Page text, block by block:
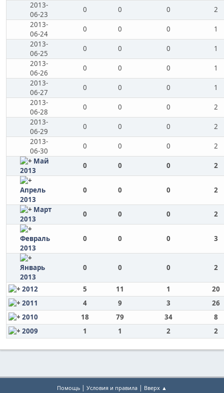
2013-
06-23
0 0 0
2
2013-
06-24
0 0 0
1
2013-
06-25
0 0 0
1
2013-
06-26
0 0 0
1
2013-
06-27
0 0 0
1
2013-
06-28
0 0 0
2
2013-
06-29
0 0 0
2
2013-
06-30
0 0 0
2
Май
2013
0 0 0 2
Апрель
2013
0 0 0 2
Март
2013
0 0 0 2
Февраль
2013
0 0 0 3
Январь
2013
0 0 0 2
2012 5 11 1
20
2011
4 9 3
26
2010
18 79 34
8
2009
1 1 2 2
Помощь | Условия и правила | Вверх ▲